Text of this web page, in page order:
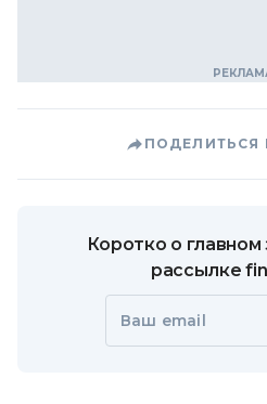
ПОДЕЛИТЬСЯ
Коротко о главном
рассылке
Ваш email